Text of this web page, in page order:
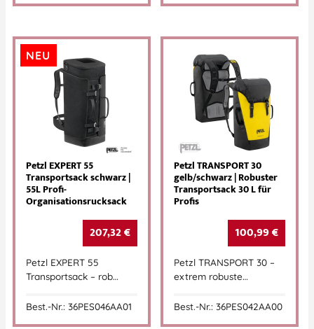
NEU
Petzl EXPERT 55
Transportsack schwarz |
55L Profi-
Organisationsrucksack
207,32€
Petzl EXPERT 55
Transportsack – rob…
Best.-Nr.: 36PES046AA01
Petzl TRANSPORT 30
gelb/schwarz | Robuster
Transportsack 30 L für
Profis
100,99€
Petzl TRANSPORT 30 –
extrem robuste…
Best.-Nr.: 36PES042AA00